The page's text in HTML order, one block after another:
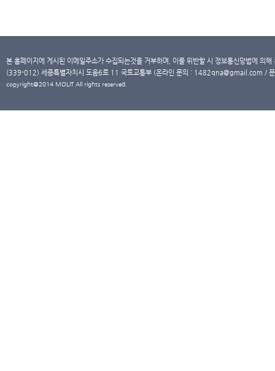
본 홈페이지에 게시된 이메일주소가 수집되는것을 거부하며, 이를 위반할 시 정보통신망법에 의
(339-012) 세종특별자치시 도움6로 11 국토교통부 (온라인 문의 : 1482qna@gmail.com /
copyright@2014 MOLIT All rights reserved.